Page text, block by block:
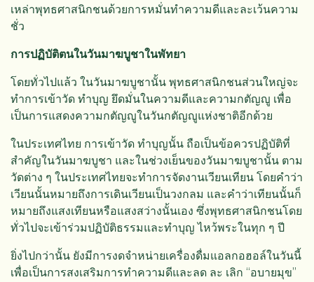
เหล่าพุทธศาสนิกชนด้วยการหมั่นทำความดีและละเว้นความ
ชั่ว
การปฏิบัติตนในวันมาฆบูชาในพัทยา
โดยทั่วไปแล้ว ในวันมาฆบูชานั้น พุทธศาสนิกชนส่วนใหญ่จะ
ทำการเข้าวัด ทำบุญ ยึดมั่นในความดีและความกตัญญู เพื่อ
เป็นการแสดงความกตัญญูในวันกตัญญูแห่งชาติอีกด้วย
ในประเทศไทย การเข้าวัด ทำบุญนั้น ถือเป็นข้อควรปฏิบัติที่
สำคัญในวันมาฆบูชา และในช่วงเย็นของวันมาฆบูชานั้น ตาม
วัดต่าง ๆ ในประเทศไทยจะทำการจัดงานเวียนเทียน โดยคำว่า
เวียนนั้นหมายถึงการเดินเวียนเป็นวงกลม และคำว่าเทียนนั้นก็
หมายถึงแสงเทียนหรือแสงสว่างนั้นเอง ซึ่งพุทธศาสนิกชนโดย
ทั่วไปจะเข้าร่วมปฏิบัติธรรมและทำบุญ ไหว้พระในทุก ๆ ปี
ยิ่งไปกว่านั้น ยังมีการงดจำหน่ายเครื่องดื่มแอลกอฮอล์ในวันนี้
เพื่อเป็นการสงเสริมการทำความดีและลด ละ เลิก “อบายมุข”